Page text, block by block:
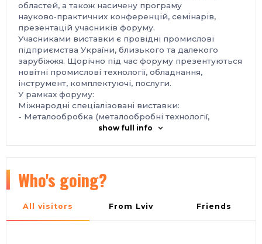
областей, а також насичену програму
науково‑практичних конференцій, семінарів,
презентацій учасників форуму.
Учасниками виставки є провідні промислові
підприємства України, близького та далекого
зарубіжжя. Щорічно під час форуму презентуються
новітні промислові технології, обладнання,
інструмент, комплектуючі, послуги.
У рамках форуму:
Міжнародні спеціалізовані виставки:
- Металообробка (металообробні технології,
- УкрЗварювання (технології, обладнання та
матеріали)
- Підшипники (підшипники котіння та ковзання,
show full info
Who's going?
All visitors From Lviv Friends